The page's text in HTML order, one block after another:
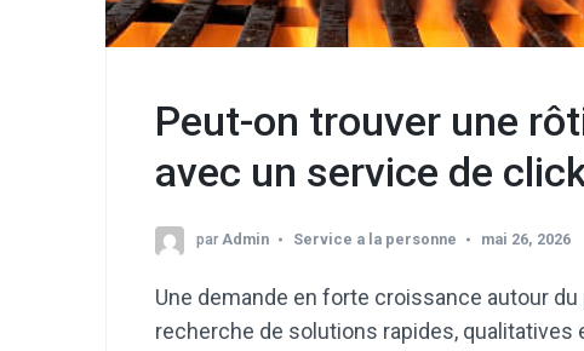
Peut-on trouver une
avec un service de
parAdmin Service a la personne mai 26, 2026
Une demande en forte croissance autour
recherche de solutions rapides,